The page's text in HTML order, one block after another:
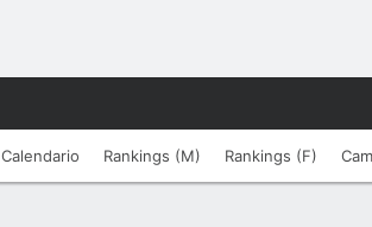
Calendario Rankings (M) Rankings (F)